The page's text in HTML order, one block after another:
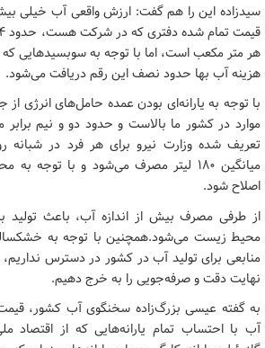
سیدزاده این را هم گفت: ارزش واقعی آب خیلی
هر متر مکعب است، اما با توجه به سوبسیدهایی
هزینه آب بها حدود نصف این رقم دریافت می‌شود.
با توجه به یارانه‌ای بودن عمده حامل‌های انرژی
موارد در کشور ما بالاست و حدود دو و نیم
میانگین ۱۸۰ لیتر مصرف می‌شود و با
اصلاح شود.
از طرفی مصرف بیش از اندازه آب، باعث تولید
محیط زیست می‌شود.همچنین با توجه به
منابعی برای تولید آب در کشور در دسترس
نهایت دقت و صرفه‌جویی را به خرج دهیم.
به گفته عیسی بزرگ‌زاده سخنگوی آب کشور،
آب با احتساب تمام یارانه‌هایی که از اقتصاد